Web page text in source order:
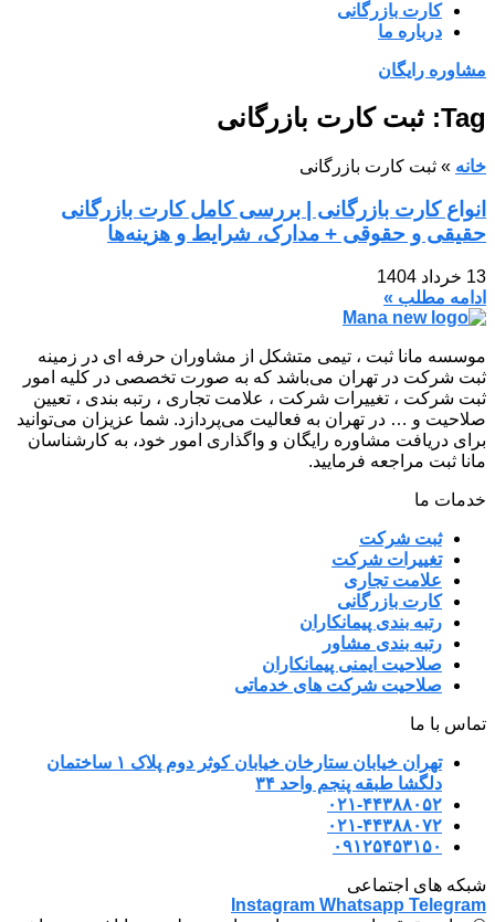
کارت بازرگانی
درباره ما
مشاوره رایگان
Tag: ثبت کارت بازرگانی
خانه » ثبت کارت بازرگانی
انواع کارت بازرگانی | بررسی کامل کارت بازرگانی
حقیقی و حقوقی + مدارک، شرایط و هزینه‌ها
13 خرداد 1404
ادامه مطلب »
موسسه مانا ثبت ، تیمی متشکل از مشاوران حرفه ای در زمینه
ثبت شرکت در تهران می‌باشد که به صورت تخصصی در کلیه امور
ثبت شرکت ، تغییرات شرکت ، علامت تجاری ، رتبه بندی ، تعیین
صلاحیت و … در تهران به فعالیت می‌پردازد. شما عزیزان می‌توانید
برای دریافت مشاوره رایگان و واگذاری امور خود، به کارشناسان
مانا ثبت مراجعه فرمایید.
خدمات ما
ثبت شرکت
تغییرات شرکت
علامت تجاری
کارت بازرگانی
رتبه بندی پیمانکاران
رتبه بندی مشاور
صلاحیت ایمنی پیمانکاران
صلاحیت شرکت های خدماتی
تماس با ما
تهران خیابان ستارخان خیابان کوثر دوم پلاک ۱ ساختمان
دلگشا طبقه پنجم واحد ۳۴
۰۲۱-۴۴۳۸۸۰۵۲
۰۲۱-۴۴۳۸۸۰۷۲
۰۹۱۲۵۴۵۳۱۵۰
شبکه های اجتماعی
Instagram Whatsapp Telegram